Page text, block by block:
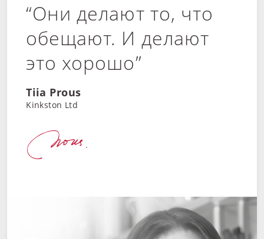
“Они делают то, что
обещают. И делают
это хорошо”
Tiia Prous
Kinkston Ltd